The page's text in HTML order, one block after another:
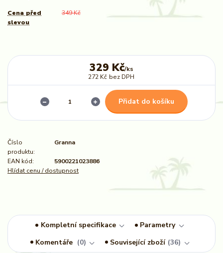
Cena před
slevou
349 Kč
329 Kč/ks
272 Kč bez DPH
Přidat do košíku
Číslo
produktu:
Granna
EAN kód:
5900221023886
Hlídat cenu / dostupnost
Kompletní specifikace
Parametry
Komentáře
0 Související zboží 36